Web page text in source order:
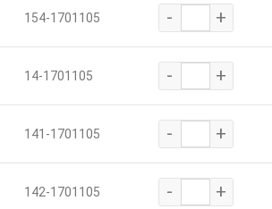
154-1701105 - +
14-1701105 - +
141-1701105 - +
142-1701105 - +